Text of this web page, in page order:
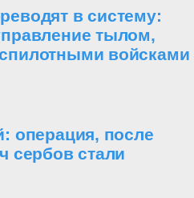
в систему:
тылом,
войсками
операция, после
сербов стали